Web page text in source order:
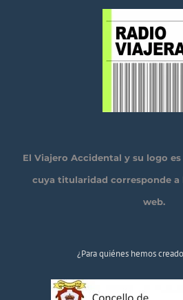
El Viajero Accidental y su logo
cuya titularidad corresponde a
web.
¿Para quiénes hemos